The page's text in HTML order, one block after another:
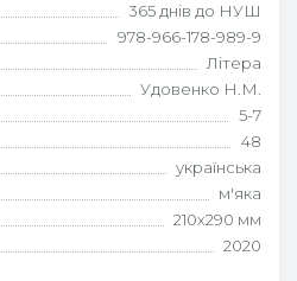
365 днів до НУШ
978-966-178-989-9
Літера
Удовенко Н.М.
5-7
48
українська
м'яка
210х290 мм
2020